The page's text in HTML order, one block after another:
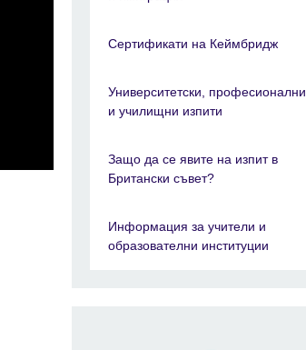
Сертификати на Кеймбридж
Университетски, професионални
и училищни изпити
Защо да се явите на изпит в
Британски съвет?
Информация за учители и
образователни институции